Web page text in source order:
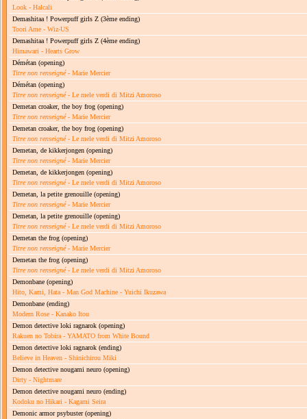
Look - Halcali
Demashitaa ! Powerpuff girls Z (3ème ending)
Toori Ame - Wiz-US
Demashitaa ! Powerpuff girls Z (4ème ending)
Himawari - Hearts Grow
Démétan (opening)
Titre non renseigné- Marie Mercier
Démétan (opening)
Titre non renseigné- Le mele verdi di Mitzi Amoroso
Demetan croaker, the boy frog (opening)
Titre non renseigné- Marie Mercier
Demetan croaker, the boy frog (opening)
Titre non renseigné- Le mele verdi di Mitzi Amoroso
Demetan, de kikkerjongen (opening)
Titre non renseigné- Marie Mercier
Demetan, de kikkerjongen (opening)
Titre non renseigné- Le mele verdi di Mitzi Amoroso
Demetan, la petite grenouille (opening)
Titre non renseigné- Marie Mercier
Demetan, la petite grenouille (opening)
Titre non renseigné- Le mele verdi di Mitzi Amoroso
Demetan the frog (opening)
Titre non renseigné- Marie Mercier
Demetan the frog (opening)
Titre non renseigné- Le mele verdi di Mitzi Amoroso
Demonbane (opening)
Hito, Kami, Hata - Man God Machine - Yuichi Ikuzawa
Demonbane (ending)
Modern Rose - Kanako Itou
Demon detective loki ragnarok (opening)
Rakuen no Tobira - YAMATO from White Bound
Demon detective loki ragnarok (ending)
Believe in Heaven - Shinichirou Miki
Demon detective nougami neuro (opening)
Dirty - Nightmare
Demon detective nougami neuro (ending)
Kodoku no Hikari - Kagami Seira
Demonic armor psybuster(opening)